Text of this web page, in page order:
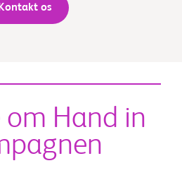
Kontakt os
om Hand in